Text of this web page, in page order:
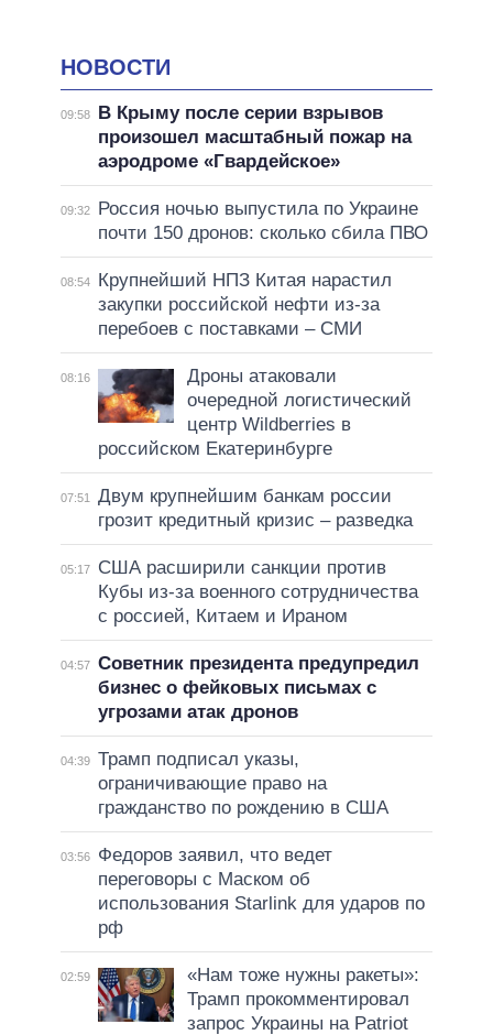
НОВОСТИ
09:58
В Крыму после серии взрывов
произошел масштабный пожар на
аэродроме «Гвардейское»
09:32
Россия ночью выпустила по Украине
почти 150 дронов: сколько сбила ПВО
08:54
Крупнейший НПЗ Китая нарастил
закупки российской нефти из-за
перебоев с поставками – СМИ
08:16
Дроны атаковали
очередной логистический
центр Wildberries в
российском Екатеринбурге
07:51
Двум крупнейшим банкам россии
грозит кредитный кризис – разведка
05:17
США расширили санкции против
Кубы из-за военного сотрудничества
с россией, Китаем и Ираном
04:57 Советник президента предупредил
бизнес о фейковых письмах с
угрозами атак дронов
04:39 Трамп подписал указы,
ограничивающие право на
гражданство по рождению в США
03:56
Федоров заявил, что ведет
переговоры с Маском об
использования Starlink для ударов по
рф
02:59
«Нам тоже нужны ракеты»:
Трамп прокомментировал
запрос Украины на Patriot